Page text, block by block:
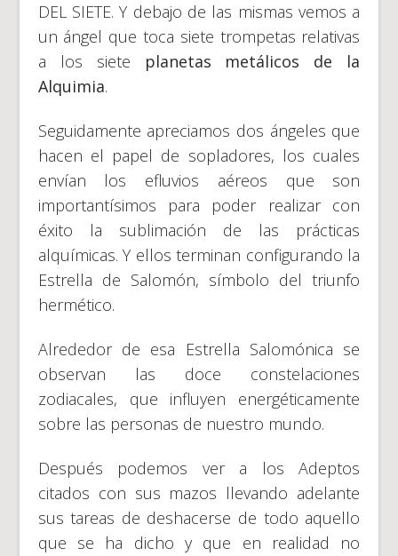
DEL SIETE. Y debajo de las mismas vemos a
un ángel que toca siete trompetas relativas
a los siete
planetas metálicos de la
Alquimia.
Seguidamente apreciamos dos ángeles que
hacen el papel de sopladores, los cuales
envían los efluvios aéreos que son
importantísimos para poder realizar con
éxito la sublimación de las prácticas
alquímicas. Y ellos terminan configurando la
Estrella de Salomón, símbolo del triunfo
hermético.
Alrededor de esa Estrella Salomónica se
observan las doce constelaciones
zodiacales, que influyen energéticamente
sobre las personas de nuestro mundo.
Después podemos ver a los Adeptos
citados con sus mazos llevando adelante
sus tareas de deshacerse de todo aquello
que se ha dicho y que en realidad no